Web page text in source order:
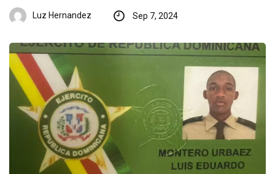
Luz Hernandez Sep 7, 2024